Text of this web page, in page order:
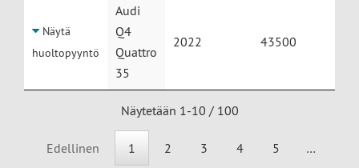
Näytä
huoltopyyntö
Audi
Q4
Quattro
35
2022 43500
Näytetään 1-10 / 100
Edellinen 1 2 3 4 5 …